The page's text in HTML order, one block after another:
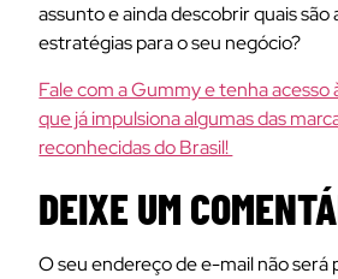
assunto e ainda descobrir quais são
estratégias para o seu negócio?
Fale com a Gummy e tenha
que já impulsiona algumas das
reconhecidas do Brasil!
DEIXE UM
O seu endereço de e-mail não será